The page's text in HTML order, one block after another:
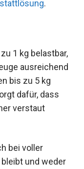
.
1 kg belastbar,
ausreichend
bis zu 5 kg
dafür, dass
verstaut
bei voller
und weder